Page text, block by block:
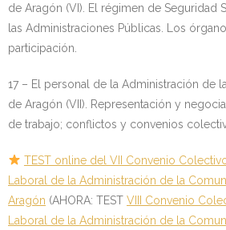
de Aragón (VI). El régimen de Seguridad
las Administraciones Públicas. Los
participación.
17 – El personal de la Administración de
de Aragón (VII). Representación y
de trabajo; conflictos y convenios
TEST online del VII Convenio
Laboral de la Administración de la
Aragón (AHORA: TEST VIII Convenio
Laboral de la Administración de la